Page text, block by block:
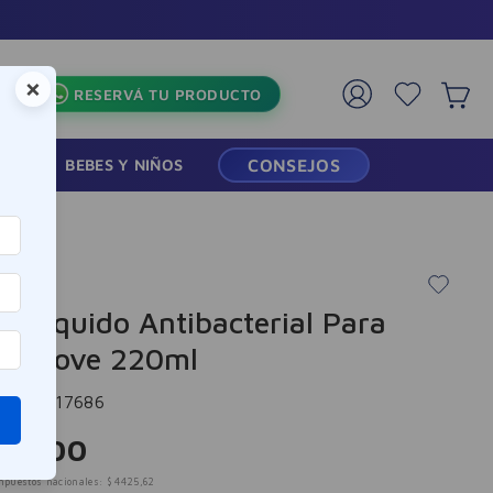
RESERVÁ TU PRODUCTO
BEBES Y NIÑOS CONSEJOS
Líquido Antibacterial Para
Dove 220ml
-317686
00
nacionales: $ 4425 ,62
×